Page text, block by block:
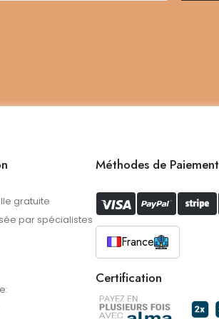
gratuite
par spécialistes
Méthodes de Paiement
France
Certification